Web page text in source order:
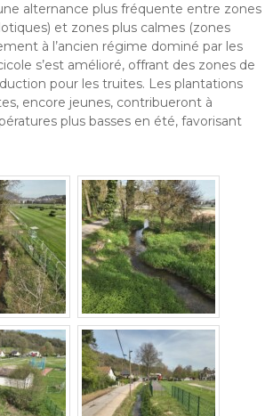
alternance plus fréquente entre zones
et zones plus calmes (zones
à l’ancien régime dominé par les
s’est amélioré, offrant des zones de
pour les truites. Les plantations
encore jeunes, contribueront à
plus basses en été, favorisant